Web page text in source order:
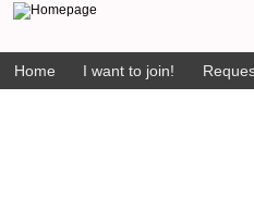
Home I want to join!